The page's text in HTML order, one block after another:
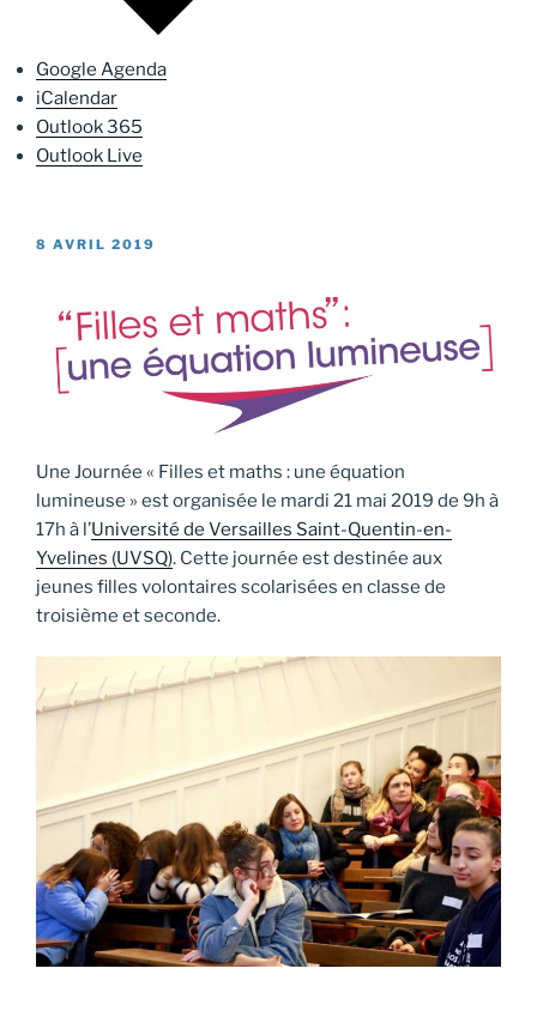
Google Agenda
iCalendar
Outlook 365
Outlook Live
PUBLIÉ
8 AVRIL 2019
Une Journée « Filles et maths : une équation
lumineuse » est organisée le mardi 21 mai 2019 de 9h à
17h à l’Université de Versailles Saint-Quentin-en-
Yvelines (UVSQ). Cette journée est destinée aux
jeunes filles volontaires scolarisées en classe de
troisième et seconde.